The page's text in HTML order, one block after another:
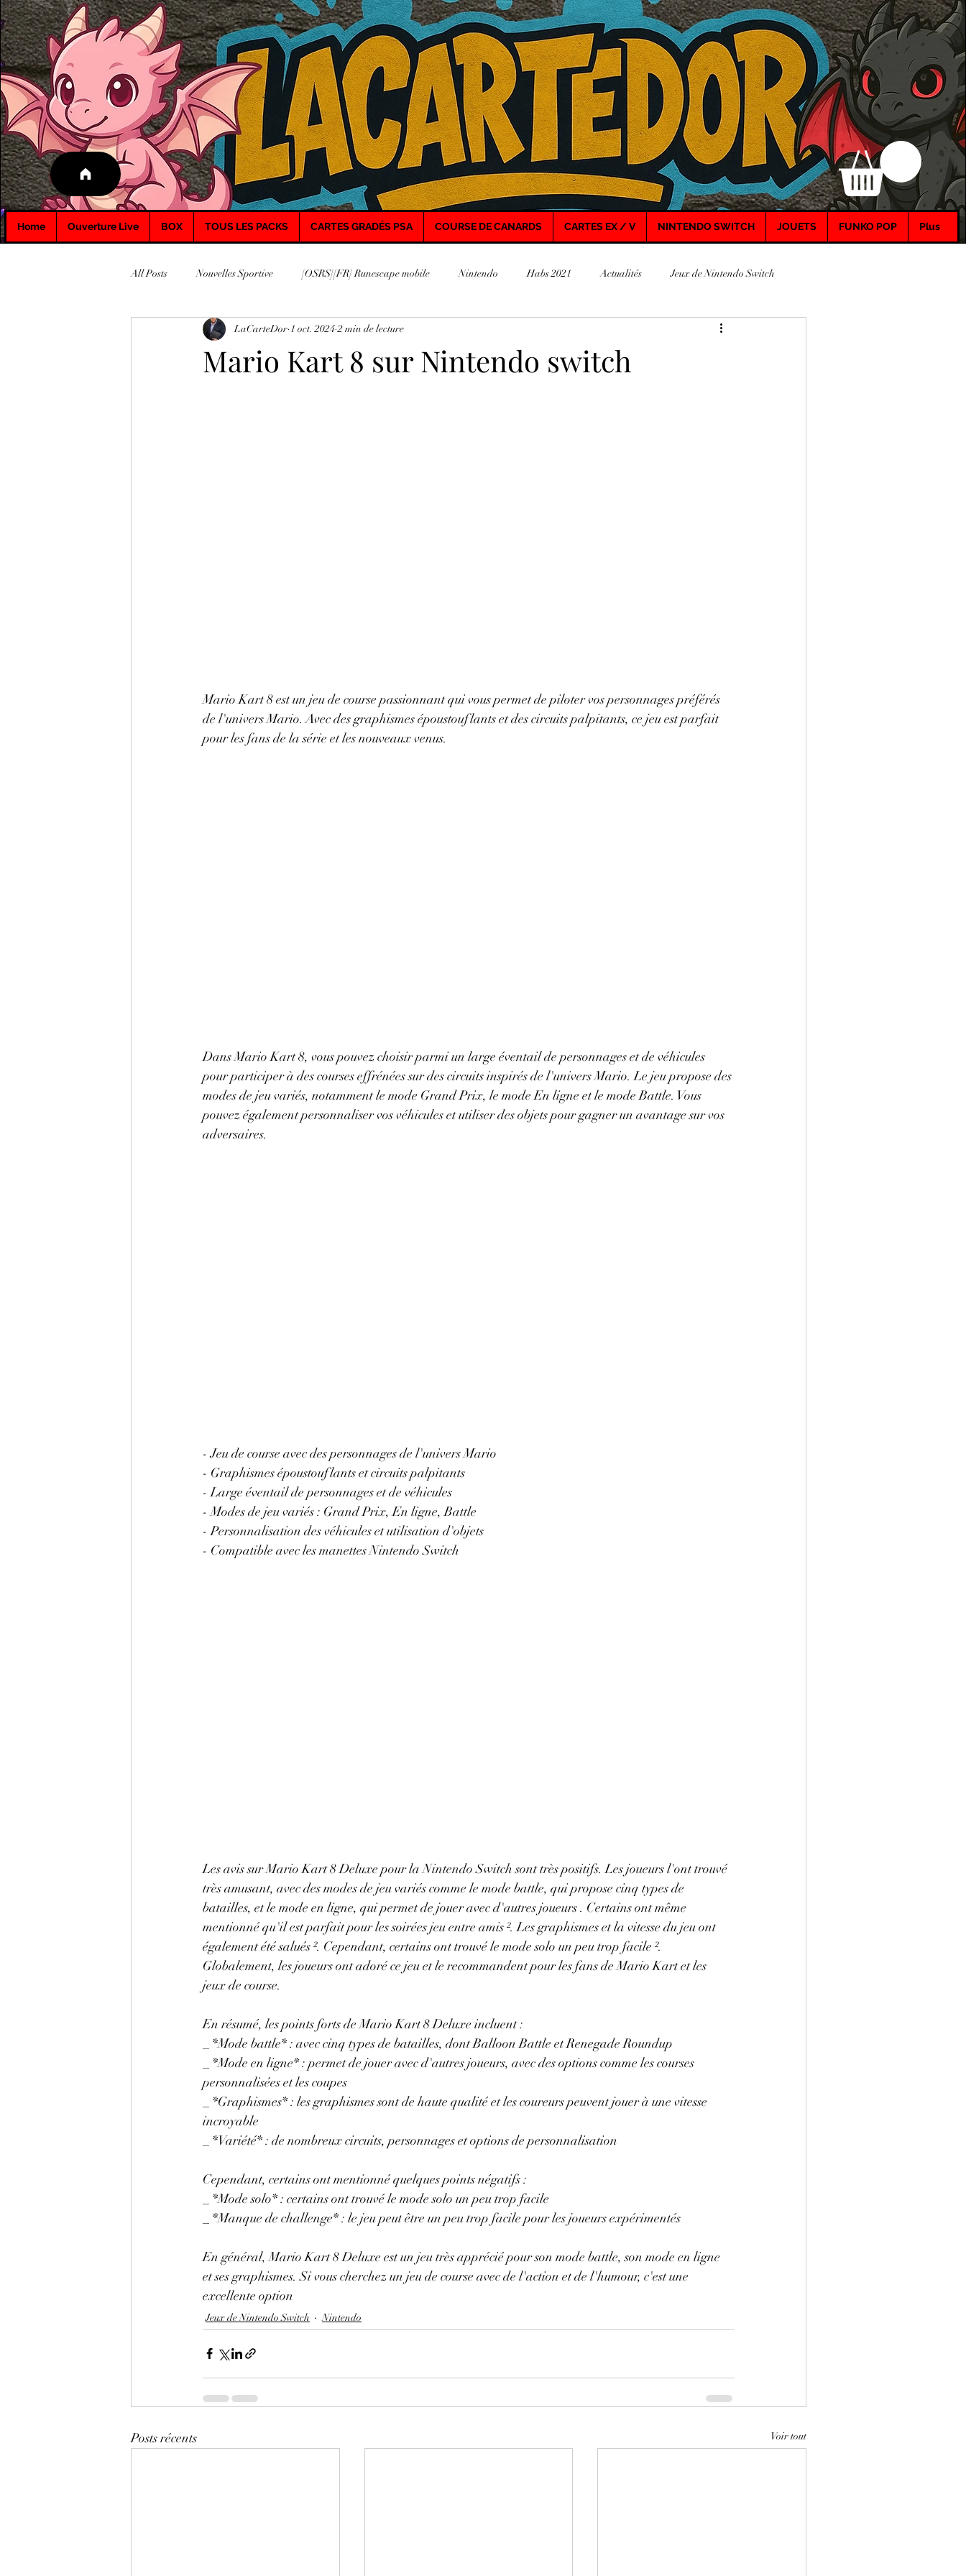
Home Ouverture Live BOX TOUS LES PACKS CARTES GRADÉS PSA COURSE DE CANARDS CARTES EX / V NINTENDO SWITCH JOUETS FUNKO POP Plus
All Posts Nouvelles Sportive [OSRS][FR] Runescape mobile Nintendo Habs 2021 Actualités Jeux de Nintendo Switch
Mario Kart 8 sur Nintendo switch
LaCarteDor 1 oct. 2024 2 min de lecture
Mario Kart 8 est un jeu de course passionnant qui vous permet de piloter vos personnages préférés
de l'univers Mario. Avec des graphismes époustouflants et des circuits palpitants, ce jeu est parfait
pour les fans de la série et les nouveaux venus.
Dans Mario Kart 8, vous pouvez choisir parmi un large éventail de personnages et de véhicules
pour participer à des courses effrénées sur des circuits inspirés de l'univers Mario. Le jeu propose des
modes de jeu variés, notamment le mode Grand Prix, le mode En ligne et le mode Battle. Vous
pouvez également personnaliser vos véhicules et utiliser des objets pour gagner un avantage sur vos
adversaires.
- Jeu de course avec des personnages de l'univers Mario
- Graphismes époustouflants et circuits palpitants
- Large éventail de personnages et de véhicules
- Modes de jeu variés : Grand Prix, En ligne, Battle
- Personnalisation des véhicules et utilisation d'objets
- Compatible avec les manettes Nintendo Switch
Les avis sur Mario Kart 8 Deluxe pour la Nintendo Switch sont très positifs. Les joueurs l'ont trouvé
très amusant, avec des modes de jeu variés comme le mode battle, qui propose cinq types de
batailles, et le mode en ligne, qui permet de jouer avec d'autres joueurs . Certains ont même
mentionné qu'il est parfait pour les soirées jeu entre amis ². Les graphismes et la vitesse du jeu ont
également été salués ². Cependant, certains ont trouvé le mode solo un peu trop facile ².
Globalement, les joueurs ont adoré ce jeu et le recommandent pour les fans de Mario Kart et les
jeux de course.
En résumé, les points forts de Mario Kart 8 Deluxe incluent :
_ *Mode battle* : avec cinq types de batailles, dont Balloon Battle et Renegade Roundup
_ *Mode en ligne* : permet de jouer avec d'autres joueurs, avec des options comme les courses
personnalisées et les coupes
_ *Graphismes* : les graphismes sont de haute qualité et les coureurs peuvent jouer à une vitesse
incroyable
_ *Variété* : de nombreux circuits, personnages et options de personnalisation
Cependant, certains ont mentionné quelques points négatifs :
_ *Mode solo* : certains ont trouvé le mode solo un peu trop facile
_ *Manque de challenge* : le jeu peut être un peu trop facile pour les joueurs expérimentés
En général, Mario Kart 8 Deluxe est un jeu très apprécié pour son mode battle, son mode en ligne
et ses graphismes. Si vous cherchez un jeu de course avec de l'action et de l'humour, c'est une
excellente option
Jeux de Nintendo Switch Nintendo
Posts récents Voir tout